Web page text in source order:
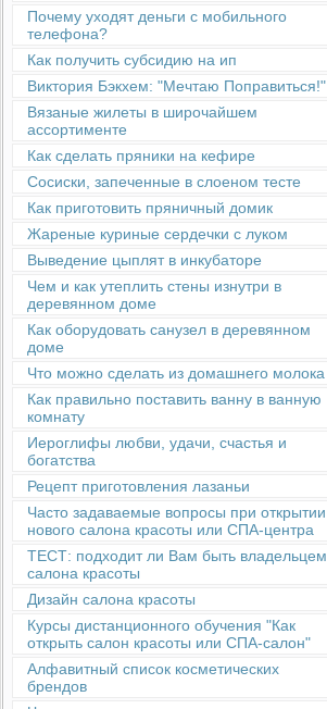
Почему уходят деньги с мобильного
телефона?
Как получить субсидию на ип
Виктория Бэкхем: "Мечтаю Поправиться!"
Вязаные жилеты в широчайшем
ассортименте
Как сделать пряники на кефире
Сосиски, запеченные в слоеном тесте
Как приготовить пряничный домик
Жареные куриные сердечки с луком
Выведение цыплят в инкубаторе
Чем и как утеплить стены изнутри в
деревянном доме
Как оборудовать санузел в деревянном
доме
Что можно сделать из домашнего молока
Как правильно поставить ванну в ванную
комнату
Иероглифы любви, удачи, счастья и
богатства
Рецепт приготовления лазаньи
Часто задаваемые вопросы при открытии
нового салона красоты или СПА-центра
ТЕСТ: подходит ли Вам быть владельцем
салона красоты
Дизайн салона красоты
Курсы дистанционного обучения "Как
открыть салон красоты или СПА-салон"
Алфавитный список косметических
брендов